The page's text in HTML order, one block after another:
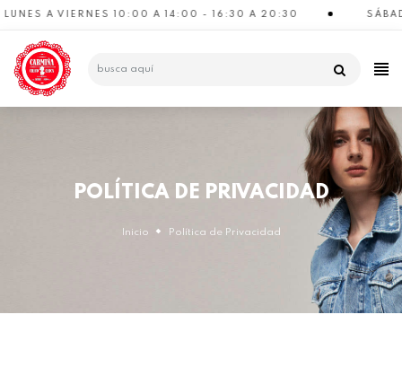
VIERNES 10:00 A 14:00 - 16:30 A 20:30 SÁBADOS
CATEGORÍAS
POLÍTICA DE PRIVACIDAD
Inicio Política de Privacidad